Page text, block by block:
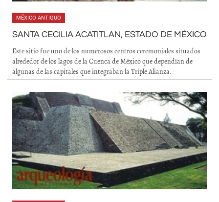
MÉXICO ANTIGUO
SANTA CECILIA ACATITLAN, ESTADO DE MÉXICO
Este sitio fue uno de los numerosos centros ceremoniales situados
alrededor de los lagos de la Cuenca de México que dependían de
algunas de las capitales que integraban la Triple Alianza.